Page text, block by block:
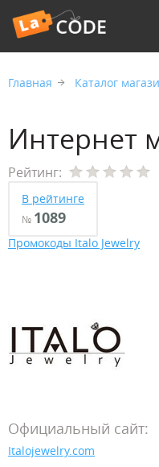
Главная Каталог
Интернет
Рейтинг:
В рейтинге
№ 1089
Промокоды Italo Jewelry
Официальный сайт:
Italojewelry.com